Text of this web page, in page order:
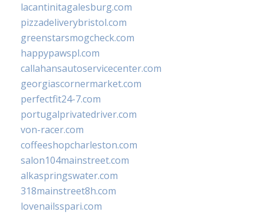
lacantinitagalesburg.com
pizzadeliverybristol.com
greenstarsmogcheck.com
happypawspl.com
callahansautoservicecenter.com
georgiascornermarket.com
perfectfit24-7.com
portugalprivatedriver.com
von-racer.com
coffeeshopcharleston.com
salon104mainstreet.com
alkaspringswater.com
318mainstreet8h.com
lovenailsspari.com